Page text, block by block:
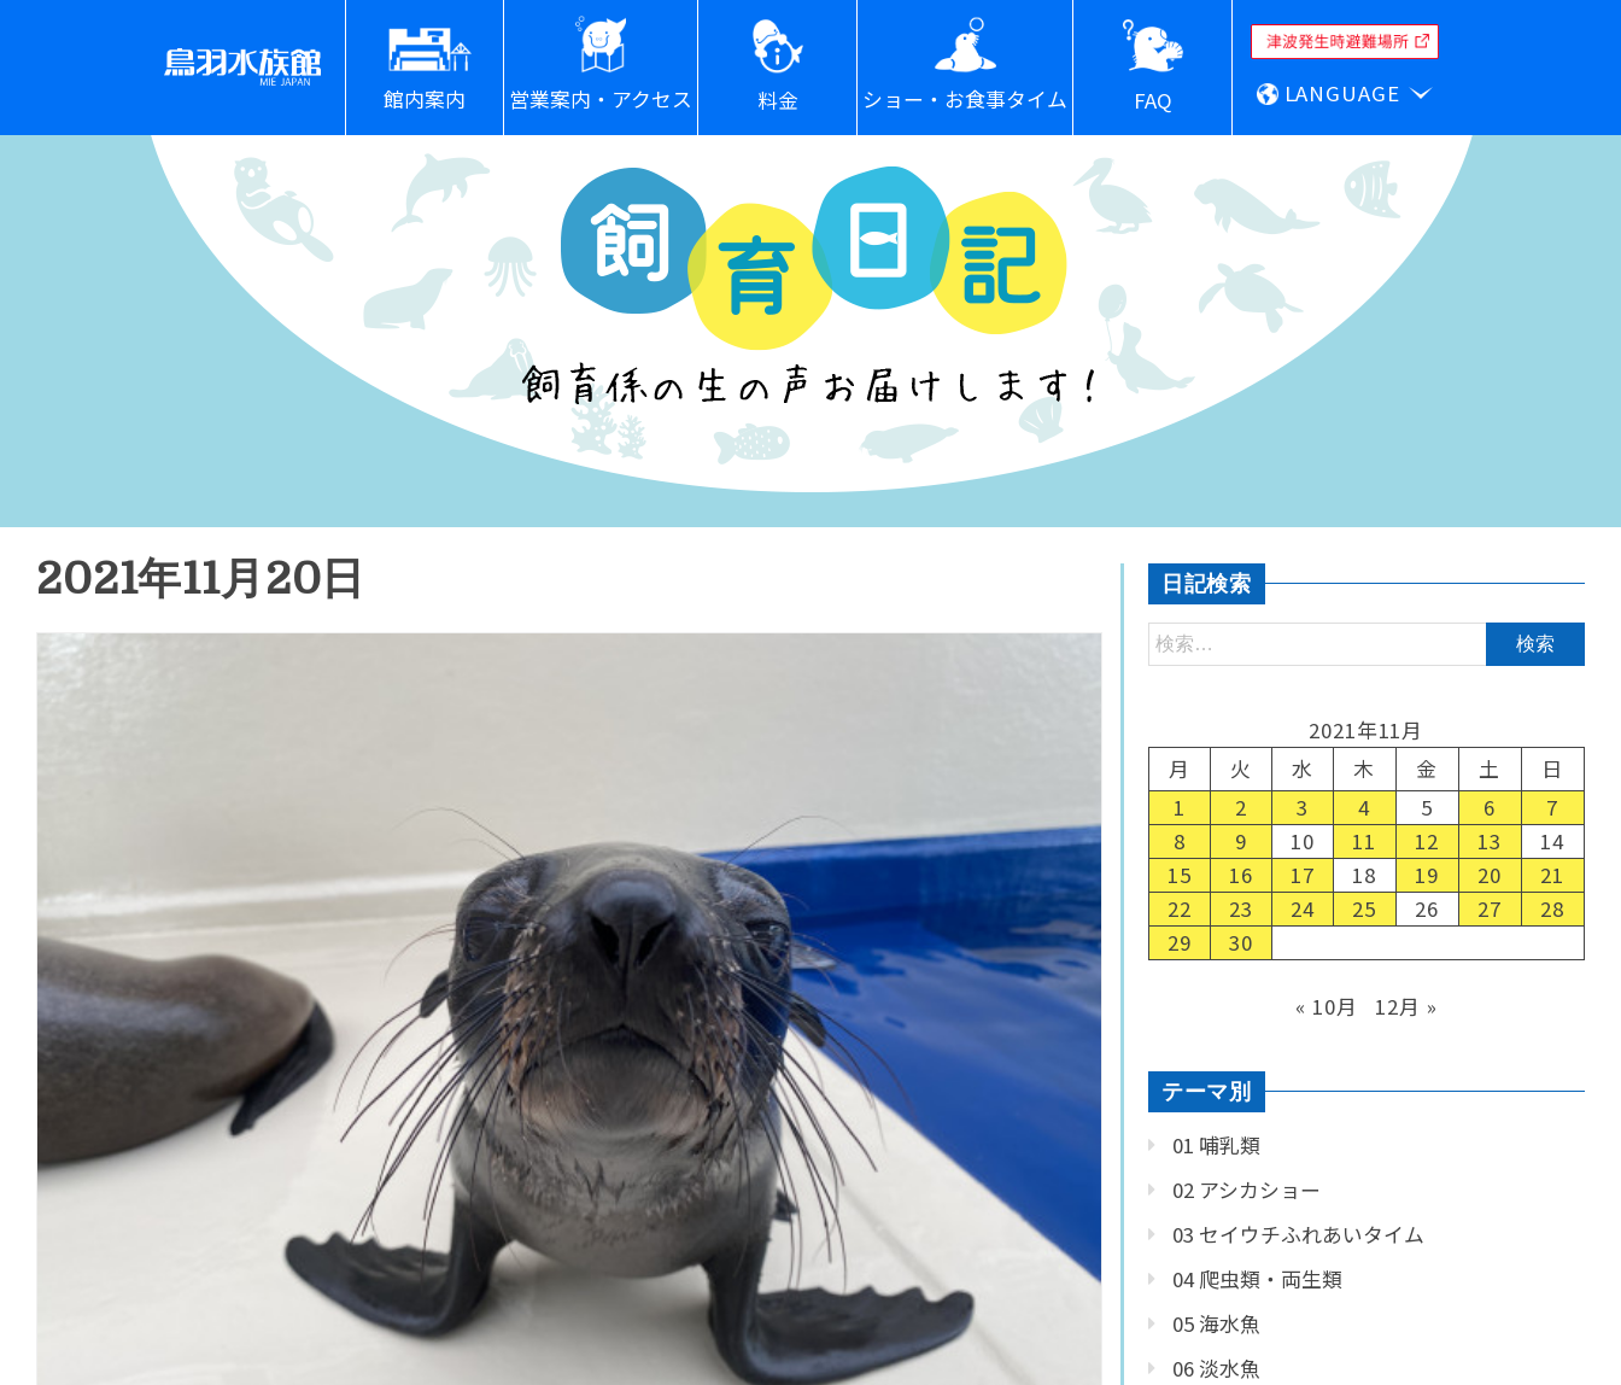
館内案内 営業案内・アクセス 料金 ショー・お食事タイム FAQ LANGUAGE
2021年11月20日 日記検索
2021年11月
月
火 水 木 金 土
日
1
2 3 4 5 6
7
8
9 10 11 12 13
14
15
16 17 18 19 20
21
22
23 24 25 26 27
28
29
30
« 10月 12月 »
テーマ別
01 哺乳類
02 アシカショー
03 セイウチふれあいタイム
04 爬虫類・両生類
05 海水魚
06 淡水魚